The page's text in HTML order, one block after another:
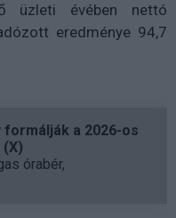
üzleti évében nettó
eredménye 94,7
formálják a 2026-os
órabér,